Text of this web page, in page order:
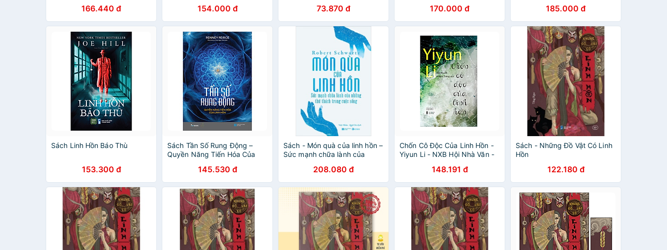
166.440 đ 154.000 đ 73.870 đ 170.000 đ 185.000 đ
Sách Linh Hồn Báo Thù
153.300 đ
Sách Tần Số Rung Động –
Quyền Năng Tiến Hóa Của
145.530 đ
Sách - Món quà của linh hồn –
Sức mạnh chữa lành của
208.080 đ
Chốn Cô Độc Của Linh Hồn -
Yiyun Li - NXB Hội Nhà Văn -
148.191 đ
Sách - Những Đồ Vật Có Linh
Hồn
122.180 đ